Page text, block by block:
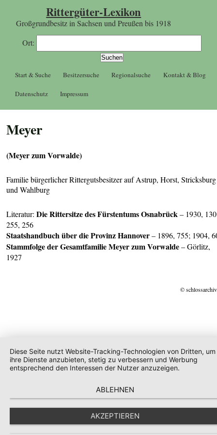
Rittergüter-Lexikon
Großgrundbesitz in Sachsen und Preußen bis 1918
Ort:
Start & Suche Besitzersuche Regionalsuche Kontakt & Blog
Datenschutz Impressum
Meyer
(Meyer zum Vorwalde)
Familie bürgerlicher Rittergutsbesitzer auf Astrup, Horst, Stricksburg
und Wahlburg
Literatur:Die Rittersitze des Fürstentums Osnabrück – 1930,
255, 256
Staatshandbuch über die Provinz Hannover– 1896, 755; 1904,
Stammfolge der Gesamtfamilie Meyer zum Vorwalde– Görlitz,
1927
©
Diese Seite nutzt Website-Tracking-Technologien von Dritten, um
ihre Dienste anzubieten, stetig zu verbessern und Werbung
entsprechend den Interessen der Nutzer anzuzeigen.
ABLEHNEN
AKZEPTIEREN